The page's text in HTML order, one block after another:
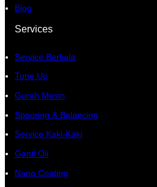
Blog
Services
Service Berkala
Tune Up
Gurah Mesin
Spooring & Balancing
Service Kaki-Kaki
Ganti Oli
Nano Coating